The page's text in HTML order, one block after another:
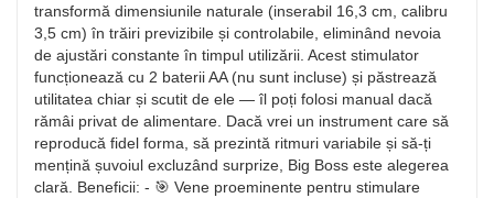
transformă dimensiunile naturale (inserabil 16,3 cm, calibru
3,5 cm) în trăiri previzibile și controlabile, eliminând nevoia
de ajustări constante în timpul utilizării. Acest stimulator
funcționează cu 2 baterii AA (nu sunt incluse) și păstrează
utilitatea chiar și scutit de ele — îl poți folosi manual dacă
rămâi privat de alimentare. Dacă vrei un instrument care să
reproducă fidel forma, să prezintă ritmuri variabile și să-ți
mențină șuvoiul excluzând surprize, Big Boss este alegerea
clară. Beneficii: - 🎯 Vene proeminente pentru stimulare